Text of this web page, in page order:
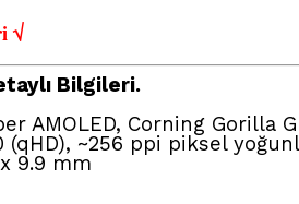
√
Bilgileri.
AMOLED, Corning Gorilla
(qHD), ~256 ppi piksel
9.9 mm